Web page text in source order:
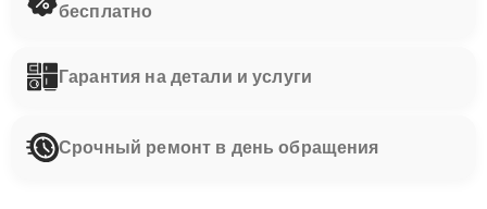
бесплатно
Гарантия на детали и услуги
Срочный ремонт в день обращения